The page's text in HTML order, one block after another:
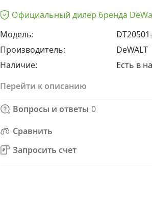
Официальный дилер бренда
Модель:
Производитель:
DeWALT
Наличие:
Есть в
Перейти к описанию
Вопросы и ответы 0
Сравнить
Запросить счет